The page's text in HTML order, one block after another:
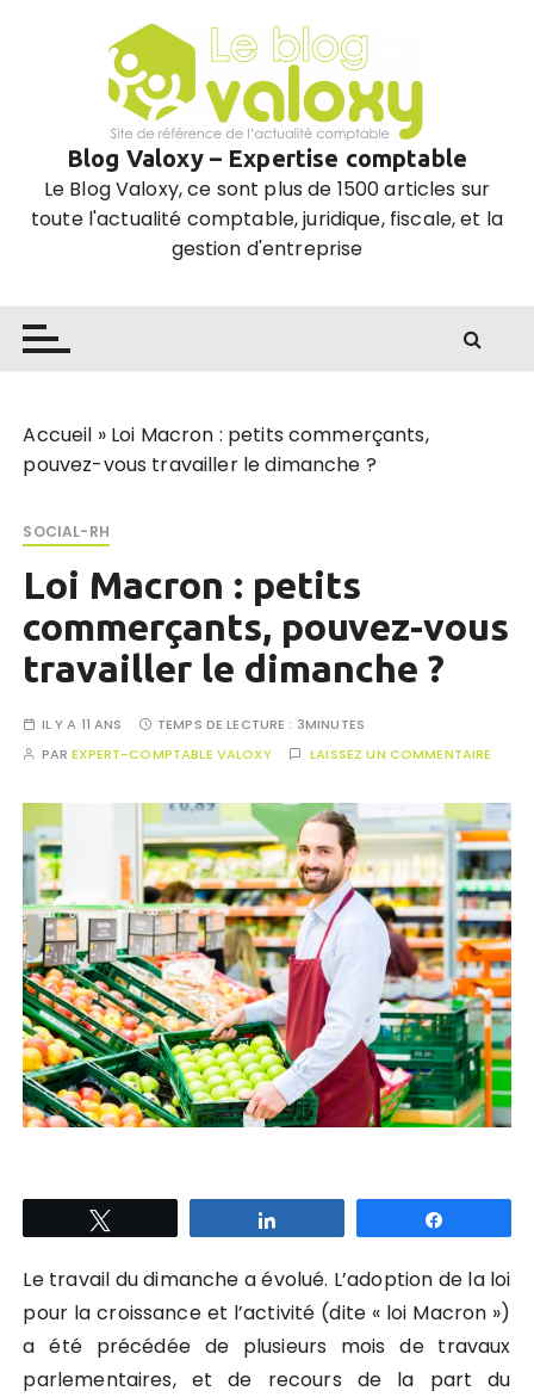
Blog Valoxy – Expertise comptable
Le Blog Valoxy, ce sont plus de 1500 articles sur
toute l'actualité comptable, juridique, fiscale, et la
gestion d'entreprise
Accueil » Loi Macron : petits commerçants,
pouvez-vous travailler le dimanche ?
SOCIAL-RH
Loi Macron : petits
commerçants, pouvez-vous
travailler le dimanche ?
IL Y A 11 ANS TEMPS DE LECTURE : 3MINUTES
PAREXPERT-COMPTABLE VALOXY LAISSEZ UN COMMENTAIRE
Le travail du dimanche a évolué. L’adoption de la loi
pour la croissance et l’activité (dite « loi Macron »)
a été précédée de plusieurs mois de travaux
parlementaires, et de recours de la part du